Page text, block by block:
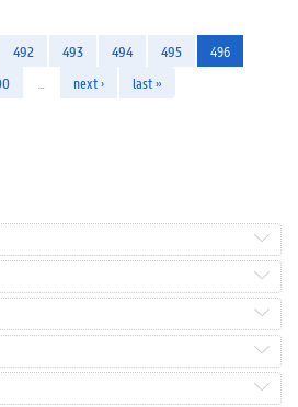
492 493 494 495
496
next › last »